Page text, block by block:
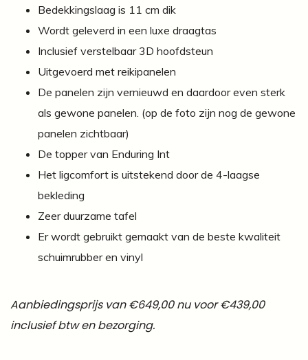
Bedekkingslaag is 11 cm dik
Wordt geleverd in een luxe draagtas
Inclusief verstelbaar 3D hoofdsteun
Uitgevoerd met reikipanelen
De panelen zijn vernieuwd en daardoor even sterk
als gewone panelen. (op de foto zijn nog de gewone
panelen zichtbaar)
De topper van Enduring Int
Het ligcomfort is uitstekend door de 4-laagse
bekleding
Zeer duurzame tafel
Er wordt gebruikt gemaakt van de beste kwaliteit
schuimrubber en vinyl
Aanbiedingsprijs van €649,00 nu voor €439,00
inclusief btw en bezorging.